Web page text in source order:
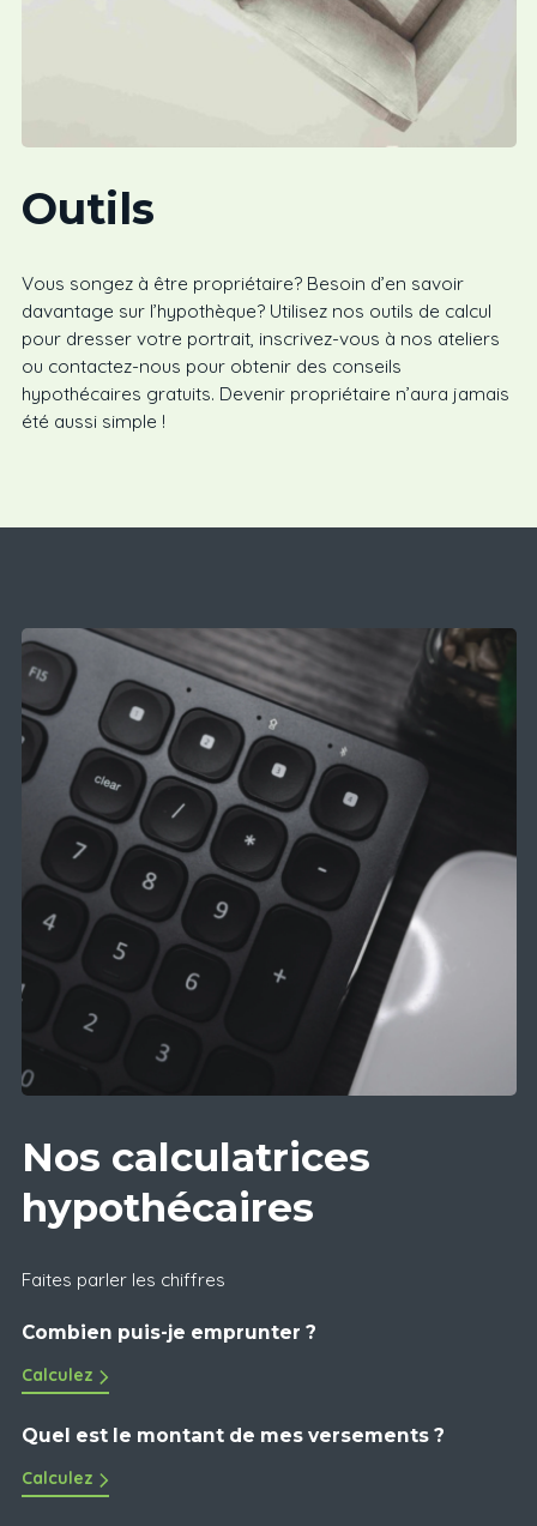
Outils
Vous songez à être propriétaire? Besoin d’en savoir
davantage sur l’hypothèque? Utilisez nos outils de calcul
pour dresser votre portrait, inscrivez-vous à nos ateliers
ou contactez-nous pour obtenir des conseils
hypothécaires gratuits. Devenir propriétaire n’aura jamais
été aussi simple !
Nos calculatrices
hypothécaires
Faites parler les chiffres
Combien puis-je emprunter ?
Calculez
Quel est le montant de mes versements ?
Calculez